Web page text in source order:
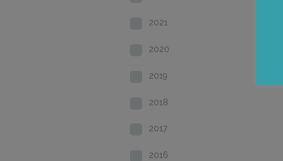
2021
2020
2019
2018
2017
2016